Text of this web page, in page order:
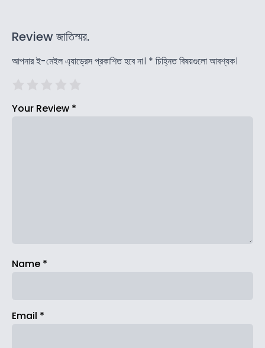
Review জাতিস্মর.
আপনার ই-মেইল এ্যাড্রেস প্রকাশিত হবে না। * চিহ্নিত বিষয়গুলো আবশ্যক।
Your Review *
Name *
Email *